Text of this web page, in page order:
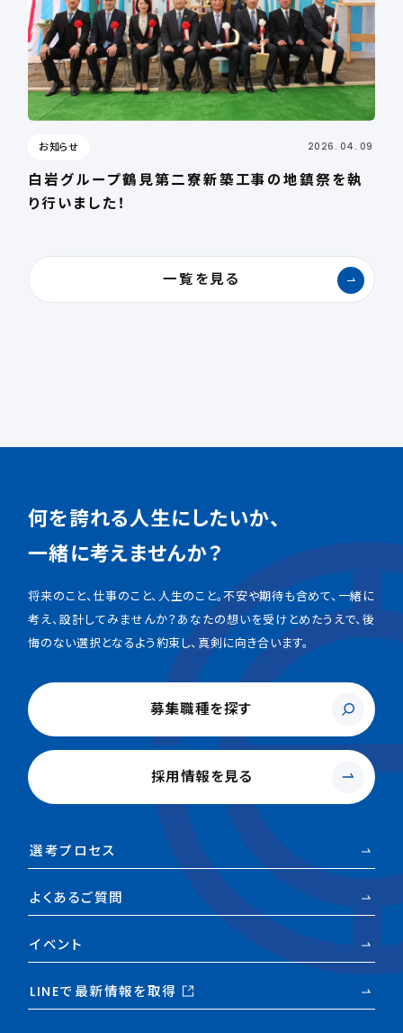
お知らせ 2026. 04. 09
白岩グループ鶴見第二寮新築工事の地鎮祭を執
り行いました！
一覧を見る
何を誇れる人生にしたいか、
一緒に考えませんか？
将来のこと、仕事のこと、人生のこと。不安や期待も含めて、一緒に
考え、設計してみませんか？あなたの想いを受けとめたうえで、後
悔のない選択となるよう約束し、真剣に向き合います。
募集職種を探す
採用情報を見る
選考プロセス
よくあるご質問
イベント
LINEで最新情報を取得